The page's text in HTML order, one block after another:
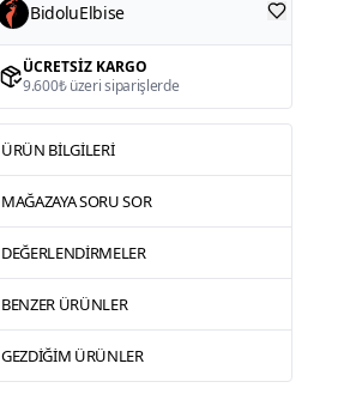
BidoluElbise
ÜCRETSIZ KARGO
9.600₺ üzeri siparişlerde
ÜRÜN BILGILERI
MAĞAZAYA SORU SOR
DEĞERLENDIRMELER
BENZER ÜRÜNLER
GEZDIĞIM ÜRÜNLER